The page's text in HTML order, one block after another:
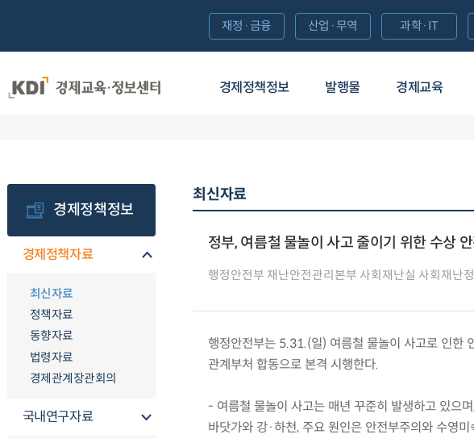
경제정책정보 발행물 경제교육
재정·금융 산업·무역 과학·IT
경제정책정보
경제정책자료
최신자료
정책자료
동향자료
법령자료
경제관계장관회의
국내연구자료
최신자료
정부, 여름철 물놀이 사고 줄이기 위한 수상
행정안전부 재난안전관리본부 사회재난실 사회재난
행정안전부는 5.31.(일) 여름철 물놀이 사고로 인한
관계부처 합동으로 본격 시행한다.
- 여름철 물놀이 사고는 매년 꾸준히 발생하고 있으
바닷가와 강·하천, 주요 원인은 안전부주의와 수영미